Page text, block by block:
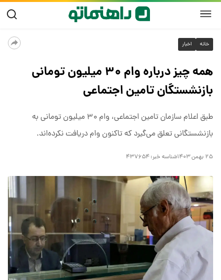
خانه اخبار
همه چیز درباره وام ۳۰ میلیون تومانی
بازنشستگان تامین اجتماعی
طبق اعلام سازمان تامین اجتماعی، وام ۳۰ میلیون تومانی به
بازنشستگانی تعلق می‌گیرد که تاکنون وام دریافت نکرده‌اند.
۲۵ بهمن ۱۴۰۳ شناسه خبر:۴۳۷۶۵۴